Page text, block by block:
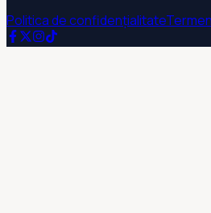
Politica de confidențialitate